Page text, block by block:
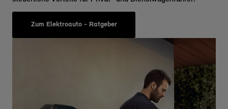
Zum Elektroauto - Ratgeber